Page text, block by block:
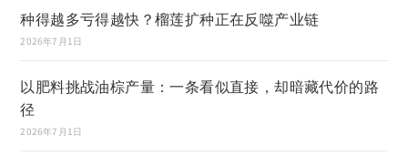
种得越多亏得越快？榴莲扩种正在反噬产业链
2026年7月1日
以肥料挑战油棕产量：一条看似直接，却暗藏代价的路
径
2026年7月1日